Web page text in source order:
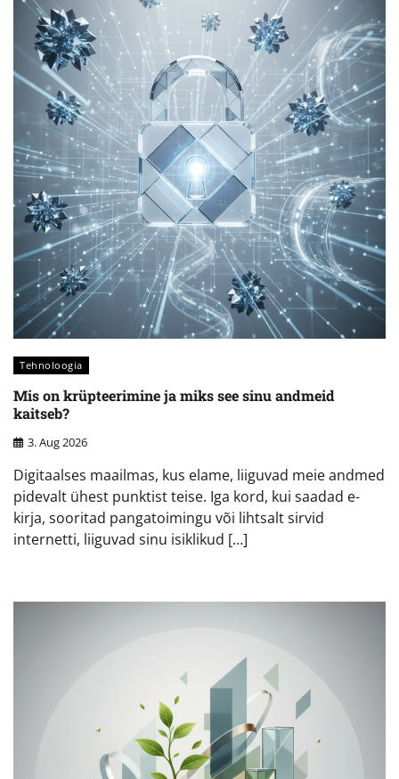
Tehnoloogia
Mis on krüpteerimine ja miks see sinu andmeid
kaitseb?
3. Aug 2026
Digitaalses maailmas, kus elame, liiguvad meie andmed
pidevalt ühest punktist teise. Iga kord, kui saadad e-
kirja, sooritad pangatoimingu või lihtsalt sirvid
internetti, liiguvad sinu isiklikud […]